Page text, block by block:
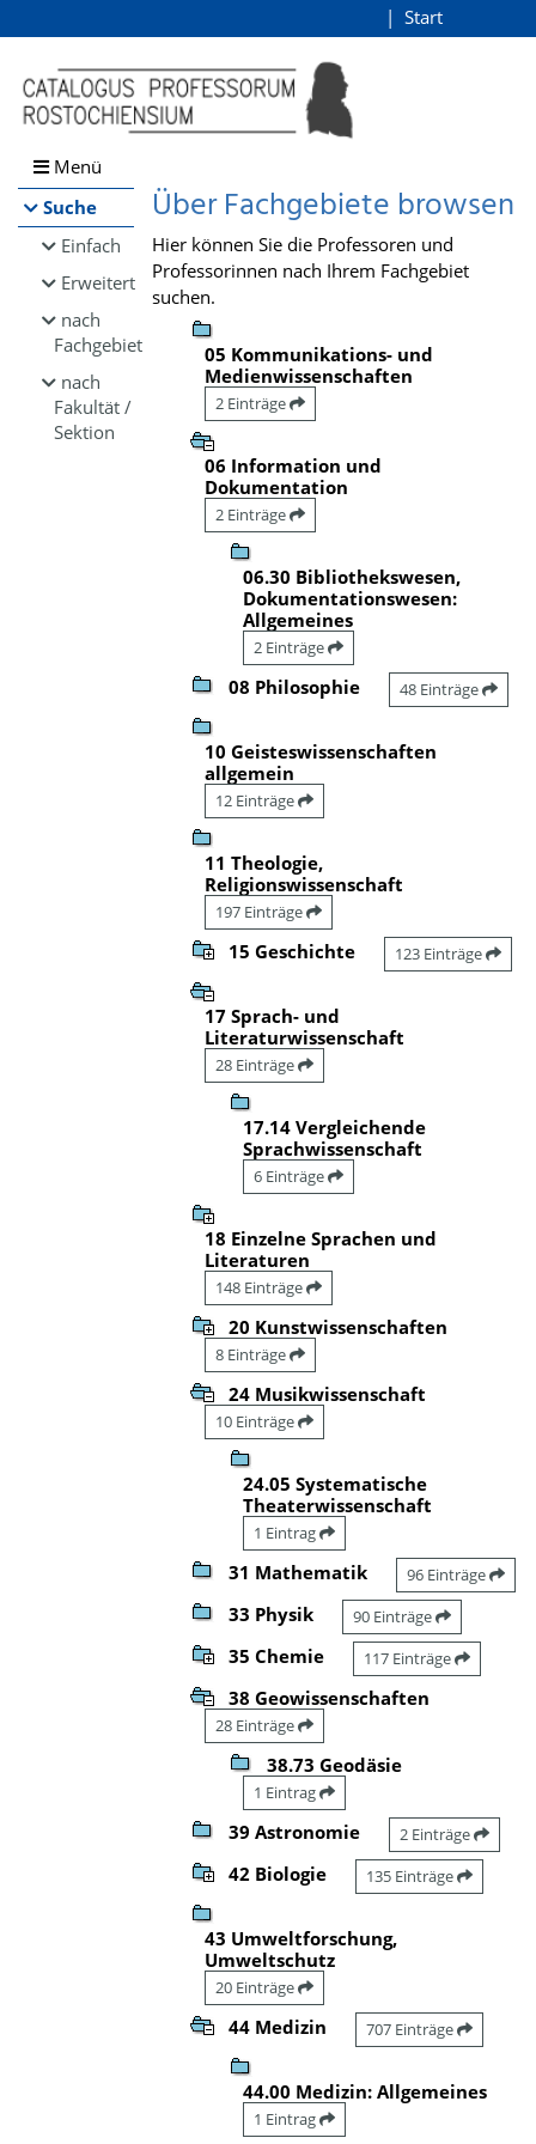
Browsen
direkt zum Inhalt
Start
Menü
Suche
Einfach
Erweitert
nach
Fachgebiet
nach
Fakultät /
Sektion
Über Fachgebiete browsen
Hier können Sie die Professoren und
Professorinnen nach Ihrem Fachgebiet
suchen.
05 Kommunikations- und
Medienwissenschaften
2 Einträge
06 Information und
Dokumentation
2 Einträge
06.30 Bibliothekswesen,
Dokumentationswesen:
Allgemeines
2 Einträge
08 Philosophie 48 Einträge
10 Geisteswissenschaften
allgemein
12 Einträge
11 Theologie,
Religionswissenschaft
197 Einträge
15 Geschichte 123 Einträge
17 Sprach- und
Literaturwissenschaft
28 Einträge
17.14 Vergleichende
Sprachwissenschaft
6 Einträge
18 Einzelne Sprachen und
Literaturen
148 Einträge
20 Kunstwissenschaften
8 Einträge
24 Musikwissenschaft
10 Einträge
24.05 Systematische
Theaterwissenschaft
1 Eintrag
31 Mathematik 96 Einträge
33 Physik 90 Einträge
35 Chemie 117 Einträge
38 Geowissenschaften
28 Einträge
38.73 Geodäsie
1 Eintrag
39 Astronomie 2 Einträge
42 Biologie 135 Einträge
43 Umweltforschung,
Umweltschutz
20 Einträge
44 Medizin 707 Einträge
44.00 Medizin: Allgemeines
1 Eintrag